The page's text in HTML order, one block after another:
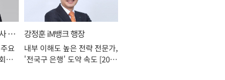
사
요
복
강정훈 iM뱅크 행장
내부 이해도 높은 전략 전문가,
'전국구 은행' 도약 속도 [2026